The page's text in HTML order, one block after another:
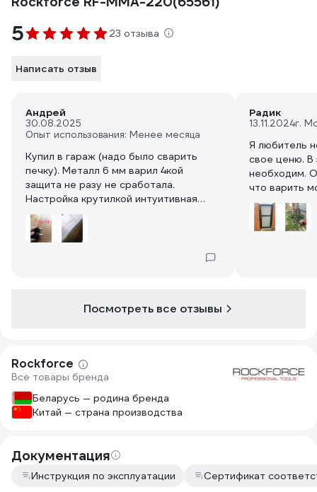
5 23 отзыва
Написать отзыв
Андрей
30.08.2025
Опыт использования: Менее месяца
Купил в гараж (надо было сварить
печку). Металл 6 мм варил 4кой
защита не разу не сработала.
Настройка крутилкой интуитивная
ок46. 3 мм 70 ампер. Брима 4 мм 140
ампер примерно (нижнее положение).
Провода алюминий (Как и у всех в
Радик
13.11.2024г.
Я любитель
свое ценю. В
необходим.
что варить
даже авто
Посмотреть все отзывы
Rockforce
Все товары бренда
Беларусь — родина бренда
Китай — страна производства
Документация
Инструкция по эксплуатации Сертификат